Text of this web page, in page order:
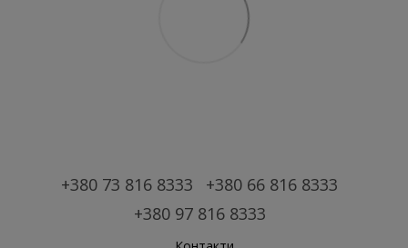
+380 73 816 8333
+380 66 816 8333
+380 97 816 8333